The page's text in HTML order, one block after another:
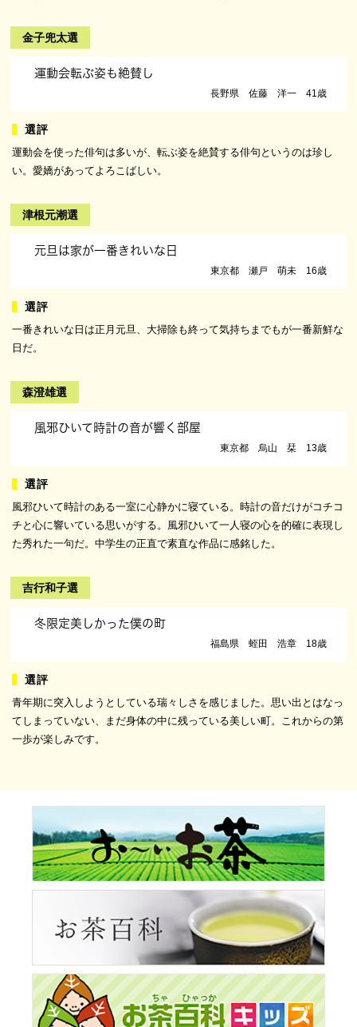
金子兜太選
運動会転ぶ姿も絶賛し
長野県 佐藤 洋一 41歳
運動会を使った俳句は多いが、転ぶ姿を絶賛する俳句というのは珍し
い。愛嬌があってよろこばしい。
津根元潮選
元旦は家が一番きれいな日
東京都 瀬戸 萌未 16歳
一番きれいな日は正月元旦、大掃除も終って気持ちまでもが一番新鮮な
日だ。
森澄雄選
風邪ひいて時計の音が響く部屋
東京都 烏山 栞 13歳
風邪ひいて時計のある一室に心静かに寝ている。時計の音だけがコチコ
チと心に響いている思いがする。風邪ひいて一人寝の心を的確に表現し
た秀れた一句だ。中学生の正直で素直な作品に感銘した。
吉行和子選
冬限定美しかった僕の町
福島県 蛭田 浩章 18歳
青年期に突入しようとしている瑞々しさを感じました。思い出とはなっ
てしまっていない、まだ身体の中に残っている美しい町。これからの第
一歩が楽しみです。